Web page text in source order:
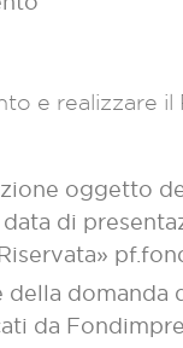
e realizzare il
oggetto
di
domanda
da